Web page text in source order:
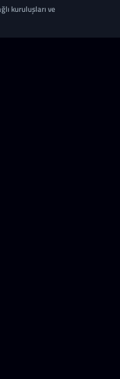
kuruluşları ve